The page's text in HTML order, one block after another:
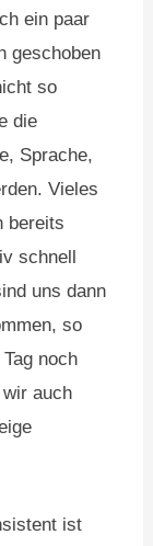
ein paar
geschoben
so
die
Sprache,
Vieles
bereits
schnell
uns dann
so
noch
auch
ist